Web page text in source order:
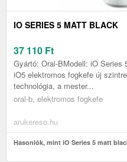
IO SERIES 5 MATT BLACK
37 110 Ft
Gyártó: Oral-BModell: iO Series
iO5 elektromos fogkefe új
technológia, a mester...
oral-b, elektromos fogkefe
arukereso.hu
Hasonlók, mint iO Series 5 matt